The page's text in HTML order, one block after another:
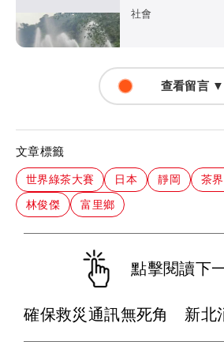
社會
查看留言 ▼
文章標籤
世界綠茶大賽 日本 靜岡 茶
林俊傑
富里鄉
點擊閱讀下
確保救災通訊無死角 新北